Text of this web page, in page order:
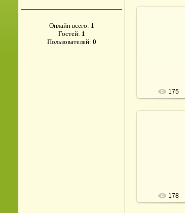
Онлайн всего: 1
Гостей: 1
Пользователей: 0
175
178